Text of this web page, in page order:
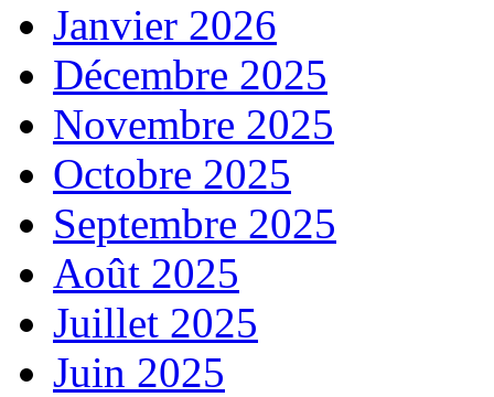
Janvier 2026
Décembre 2025
Novembre 2025
Octobre 2025
Septembre 2025
Août 2025
Juillet 2025
Juin 2025